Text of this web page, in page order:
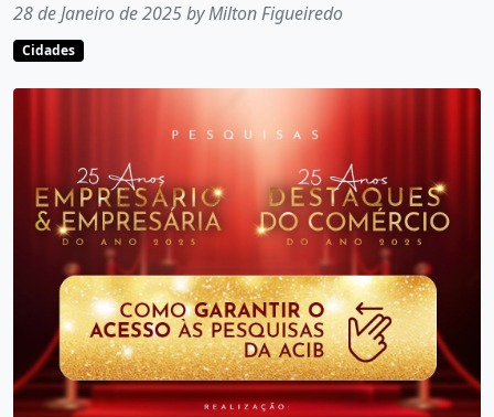
28 de Janeiro de 2025 by Milton Figueiredo
Cidades